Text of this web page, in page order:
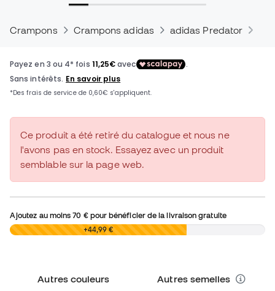
Crampons Crampons adidas adidas Predator
Ce produit a été retiré du catalogue et nous ne
l'avons pas en stock. Essayez avec un produit
semblable sur la page web.
Ajoutez au moins70 €pour bénéficier de la livraison gratuite
0,00 € +44,99 €
Autres couleurs Autres semelles